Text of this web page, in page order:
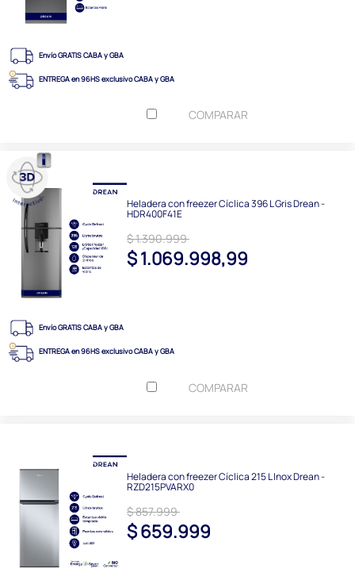
Envío GRATIS CABA y GBA
ENTREGA en 96HS exclusivo CABA y GBA
COMPARAR
Heladera con freezer Cíclica 396 L Gris Drean -
HDR400F41E
$ 1.390.999
$ 1.069.998,99
Envío GRATIS CABA y GBA
ENTREGA en 96HS exclusivo CABA y GBA
COMPARAR
Heladera con freezer Cíclica 215 L Inox Drean -
RZD215PVARX0
$ 857.999
$ 659.999